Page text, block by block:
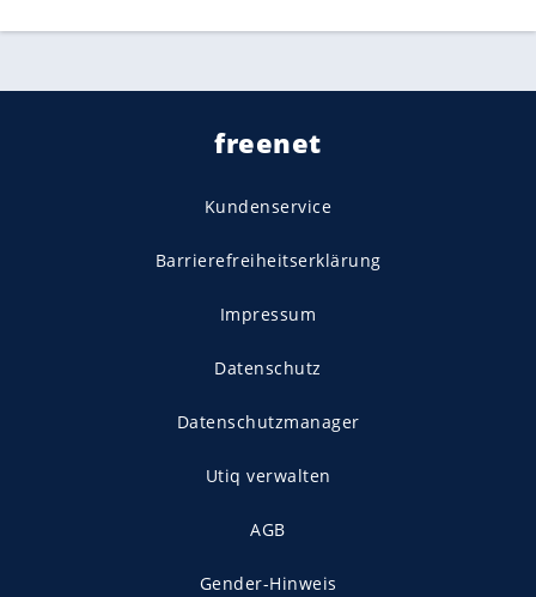
freenet
Kundenservice
Barrierefreiheitserklärung
Impressum
Datenschutz
Datenschutzmanager
Utiq verwalten
AGB
Gender-Hinweis